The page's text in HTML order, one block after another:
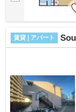
賃貸 | アパート